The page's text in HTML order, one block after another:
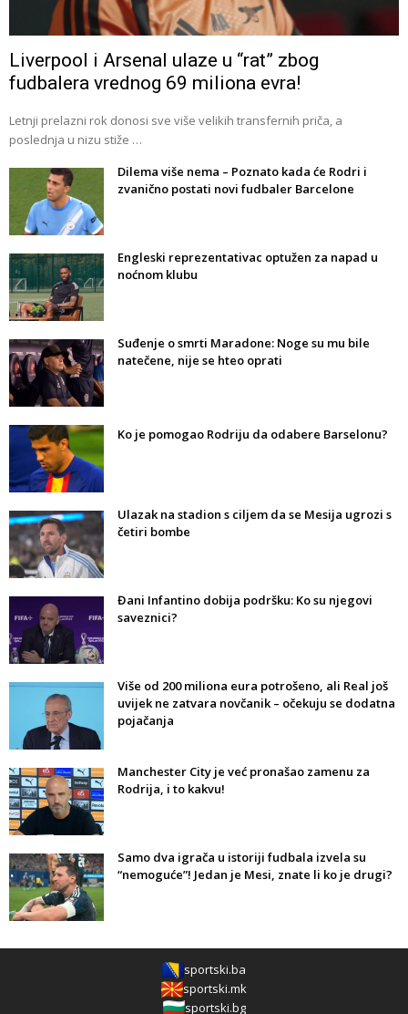
Liverpool i Arsenal ulaze u “rat” zbog
fudbalera vrednog 69 miliona evra!
Letnji prelazni rok donosi sve više velikih transfernih priča, a
poslednja u nizu stiže …
Dilema više nema – Poznato kada će Rodri i
zvanično postati novi fudbaler Barcelone
Engleski reprezentativac optužen za napad u
noćnom klubu
Suđenje o smrti Maradone: Noge su mu bile
natečene, nije se hteo oprati
Ko je pomogao Rodriju da odabere Barselonu?
Ulazak na stadion s ciljem da se Mesija ugrozi s
četiri bombe
Đani Infantino dobija podršku: Ko su njegovi
saveznici?
Više od 200 miliona eura potrošeno, ali Real još
uvijek ne zatvara novčanik – očekuju se dodatna
pojačanja
Manchester City je već pronašao zamenu za
Rodrija, i to kakvu!
Samo dva igrača u istoriji fudbala izvela su
“nemoguće”! Jedan je Mesi, znate li ko je drugi?
sportski.ba
sportski.mk
sportski.bg